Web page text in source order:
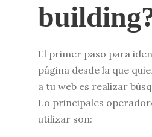
El primer paso para
página desde la que
a tu web es realizar
Lo principales
utilizar son: